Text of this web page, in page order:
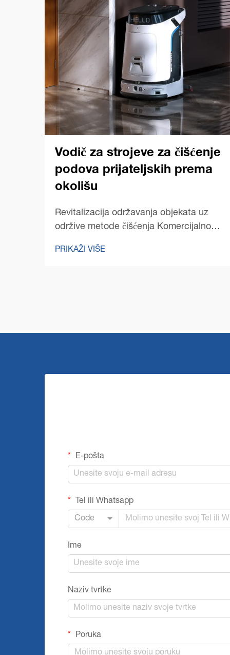
Vodič za strojeve za čišćenje
podova prijateljskih prema
okolišu
Revitalizacija održavanja objekata uz
održive metode čišćenja Komercijalno
poslednjih nekoliko godina, pri čemu je
PRIKAŽI VIŠE
E-pošta
Tel ili Whatsapp
Code
Ime
Naziv tvrtke
Poruka